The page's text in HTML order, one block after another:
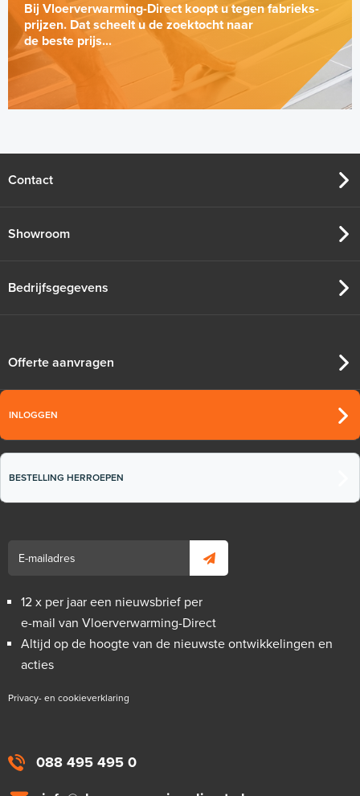
Bij Vloerverwarming-Direct koopt u tegen fabrieks-
prijzen. Dat scheelt u de zoektocht naar
de beste prijs...
088 495 495 0
Contact
Showroom
Bedrijfsgegevens
Offerte aanvragen
INLOGGEN
BESTELLING HERROEPEN
12 x per jaar een nieuwsbrief per
e-mail van Vloerverwarming-Direct
Altijd op de hoogte van de nieuwste ontwikkelingen en
acties
Privacy- en cookieverklaring